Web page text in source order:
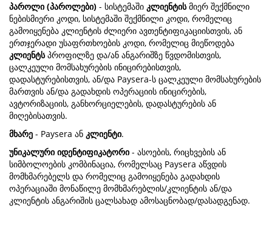
პაროლი (პაროლები) - სისტემაში კლიენტისმიერ შექმნილი
ნებისმიერი კოდი, სისტემაში შექმნილი კოდი, რომელიც
გამოიყენება კლიენტის ძლიერი ავთენტიფიკაციისთვის, ან
ერთჯერადი უსაფრთხოების კოდი, რომელიც მიეწოდება
კლიენტსპროფილზე და/ან ანგარიშზე წვდომისთვის,
ცალკეული მომსახურების ინიცირებისთვის,
დადასტურებისთვის, ან/და Paysera-ს ცალკეული მომსახურების
მართვის ან/და გადახდის ოპერაციის ინიცირების,
ავტორიზაციის, განხორციელების, დადასტურების ან
მიღებისათვის.
მხარე - Paysera ან კლიენტი.
უნიკალური იდენტიფიკატორი - ასოების, რიცხვების ან
სიმბოლოების კომბინაცია, რომელსაც Paysera აწვდის
მომხმარებელს და რომელიც გამოიყენება გადახდის
ოპერაციაში მონაწილე მომხმარებლის/კლიენტის ან/და
კლიენტის ანგარიშის ცალსახად ამოსაცნობად/დასადგენად.